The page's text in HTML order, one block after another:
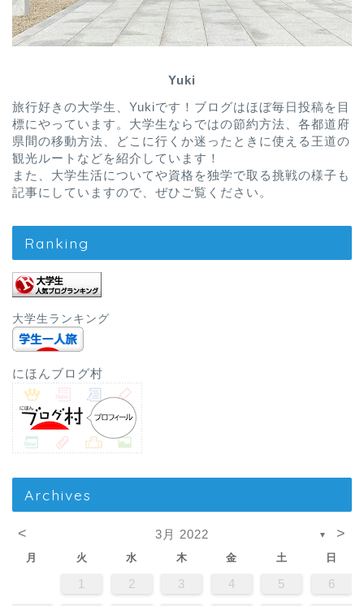
Yuki
旅行好きの大学生、Yukiです！ブログはほぼ毎日投稿を目
標にやっています。大学生ならではの節約方法、各都道府
県間の移動方法、どこに行くか迷ったときに使える王道の
観光ルートなどを紹介しています！
また、大学生活についてや資格を独学で取る挑戦の様子も
記事にしていますので、ぜひご覧ください。
Ranking
大学生ランキング
にほんブログ村
Archives
< 3月 2022 ▼ >
月 火 水 木 金 土 日
1 2 3 4 5 6